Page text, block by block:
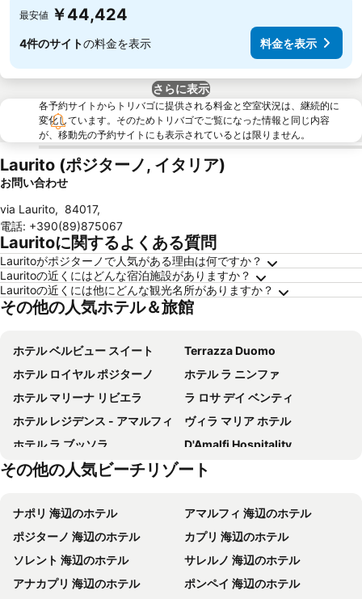
最安値 ￥44,424
4件のサイトの料金を表示 料金を表示
さらに表示
各予約サイトからトリバゴに提供される料金と空室状況は、継続的に
変化しています。そのためトリバゴでご覧になった情報と同じ内容
が、移動先の予約サイトにも表示されているとは限りません。
Laurito (ポジターノ, イタリア)
お問い合わせ
via Laurito, 84017,
電話: +390(89)875067
Lauritoに関するよくある質問
Lauritoがポジターノで人気がある理由は何ですか？
Lauritoの近くにはどんな宿泊施設がありますか？
Lauritoの近くには他にどんな観光名所がありますか？
その他の人気ホテル＆旅館
ホテル ベルビュー スイート
Terrazza Duomo
ホテル ロイヤル ポジターノ
ホテル ラ ニンファ
ホテル マリーナ リビエラ
ラ ロサ デイ ベンティ
ホテル レジデンス - アマルフィ
ヴィラ マリア ホテル
ホテル ラ ブッソラ
D'Amalfi Hospitality
グランド ホテル エクセルシオール アマルフィ
ヴィラ ローザ
Hotel Lidomare
Amalfi Suite Boutique Hotel
Villa Santa Maria
Hotel Villa Annalara Charme And Relax
Villa Sole
ホテル ソール スプレンディド
ホテル アマルフィ
ホテル イル ニド
その他の人気ビーチリゾート
ナポリ 海辺のホテル
アマルフィ 海辺のホテル
ポジターノ 海辺のホテル
カプリ 海辺のホテル
ソレント 海辺のホテル
サレルノ 海辺のホテル
アナカプリ 海辺のホテル
ポンペイ 海辺のホテル